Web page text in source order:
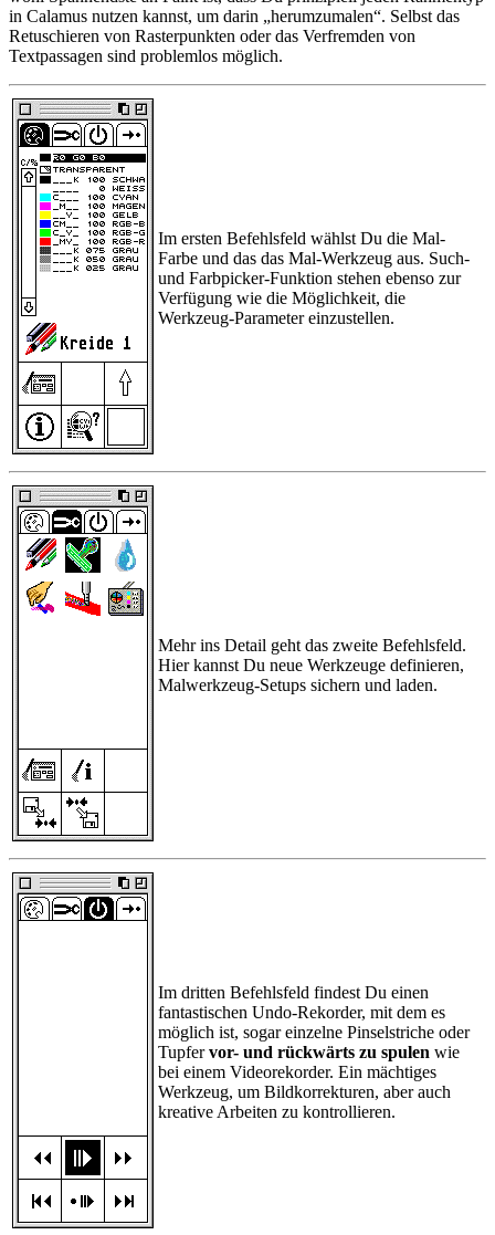
in Calamus nutzen kannst, um darin
herumzumalen . Selbst das
Retuschieren von Rasterpunkten oder das Verfremden von
Textpassagen sind problemlos möglich.
Im ersten Befehlsfeld wählst Du die Mal-
Farbe und das das Mal-Werkzeug aus. Such-
und Farbpicker-Funktion stehen ebenso zur
Verfügung wie die Möglichkeit, die
Werkzeug-Parameter einzustellen.
Mehr ins Detail geht das zweite Befehlsfeld.
Hier kannst Du neue Werkzeuge definieren,
Malwerkzeug-Setups sichern und laden.
Im dritten Befehlsfeld findest Du einen
fantastischen Undo-Rekorder, mit dem es
möglich ist, sogar einzelne Pinselstriche oder
Tupfervor- und rückwärts zu spulen wie
bei einem Videorekorder. Ein mächtiges
Werkzeug, um Bildkorrekturen, aber auch
kreative Arbeiten zu kontrollieren.